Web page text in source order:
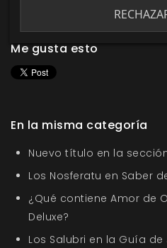
Me gusta esto
En la misma categoría
Nuevo título en la
Los Nosferatu en Saber
¿Qué contiene Amor de
Deluxe?
Los Salubri en la Guía